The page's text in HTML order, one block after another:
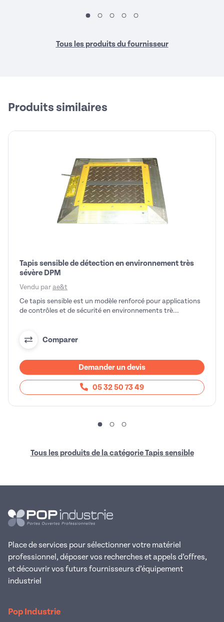
Tous les produits du fournisseur
Produits similaires
Tapis sensible de détection en environnement très
sévère DPM
Vendu par ae&t
Ce tapis sensible est un modèle renforcé pour applications
de contrôles et de sécurité en environnements trè...
Comparer
Demander un devis
05 32 50 73 49
Tous les produits de la catégorie Tapis sensible
Place de services pour sélectionner votre matériel
professionnel, déposer vos recherches et appels d’offres,
et découvrir vos futurs fournisseurs d’équipement
industriel
Pop Industrie